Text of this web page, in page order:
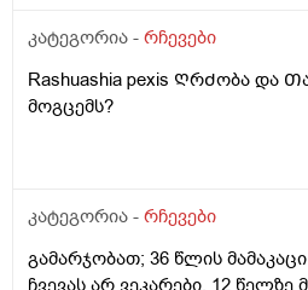
ამოჭრის და არა
ორგანო არის?
კატეგორია - რჩევები
Rashuashia pexis ᲦრᲫობა და
მოგცემს?
კატეგორია - რჩევები
გამარჯობათ; 36 წლის